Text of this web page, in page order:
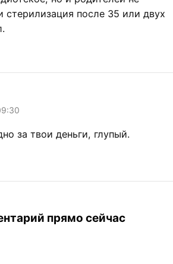
стерилизация после 35 или двух
за твои деньги, глупый.
прямо сейчас